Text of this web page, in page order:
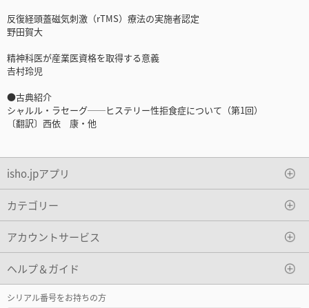
反復経頭蓋磁気刺激（rTMS）療法の実施者認定
野田賀大
精神科医が産業医資格を取得する意義
𠮷村玲児
●古典紹介
シャルル・ラセーグ──ヒステリー性拒食症について（第1回）
〔翻訳〕西依 康・他
isho.jpアプリ
カテゴリー
アカウントサービス
ヘルプ＆ガイド
シリアル番号をお持ちの方